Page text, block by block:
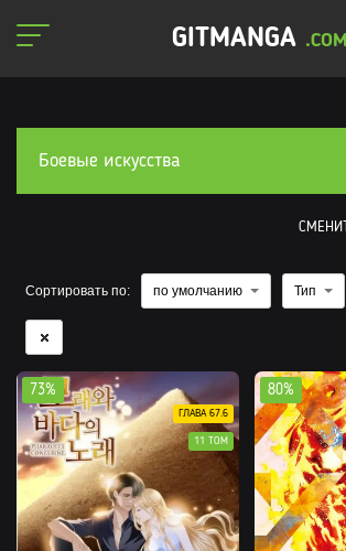
GITMANGA .COM
Сортировать по: по умолчанию Тип
73%
ГЛАВА 67.6
11 ТОМ
80%
Боевые искусства